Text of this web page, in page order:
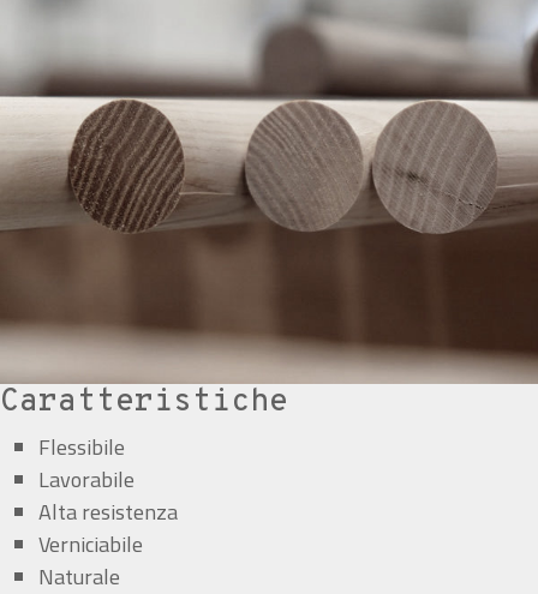
Caratteristiche
Flessibile
Lavorabile
Alta resistenza
Verniciabile
Naturale